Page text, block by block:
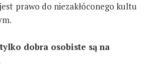
prawo do niezakłóconego kultu
dobra osobiste są na